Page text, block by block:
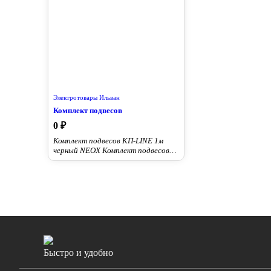
Электротовары Ильван
Комплект подвесов
0 ₽
Комплект подвесов КП-LINE 1м
черный NEOX Комплект подвесов
КП-LINE 1м NEOX предназначен для
Быстро и удобно